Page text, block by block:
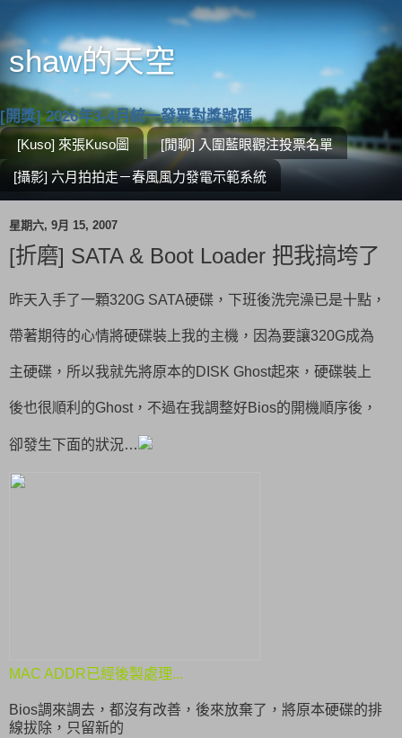
shaw的天空
[開獎] 2026年3-4月統一發票對獎號碼
[Kuso] 來張Kuso圖 [閒聊] 入圍藍眼觀注投票名單
[攝影] 六月拍拍走－春風風力發電示範系統
星期六, 9月 15, 2007
[折磨] SATA & Boot Loader 把我搞垮了
昨天入手了一顆320G SATA硬碟，下班後洗完澡已是十點，
帶著期待的心情將硬碟裝上我的主機，因為要讓320G成為
主硬碟，所以我就先將原本的DISK Ghost起來，硬碟裝上
後也很順利的Ghost，不過在我調整好Bios的開機順序後，
卻發生下面的狀況…
MAC ADDR已經後製處理...
Bios調來調去，都沒有改善，後來放棄了，將原本硬碟的排
線拔除，只留新的